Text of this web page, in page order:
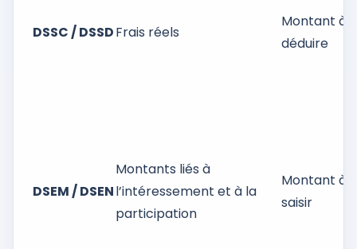
DSSC / DSSDFrais réels
Montant à
déduire
DSEM / DSEN
Montants liés à
l’intéressement et à la
participation
Montant à
saisir